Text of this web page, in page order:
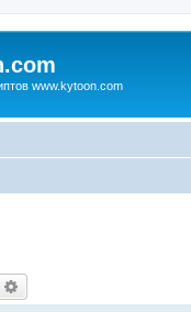
www.kytoon.com